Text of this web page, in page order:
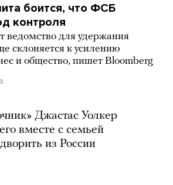
боится, что ФСБ
контроля
ведомство для удержания
склоняется к усилению
и общество, пишет Bloomberg
Джастас Уолкер
вместе с семьей
из России